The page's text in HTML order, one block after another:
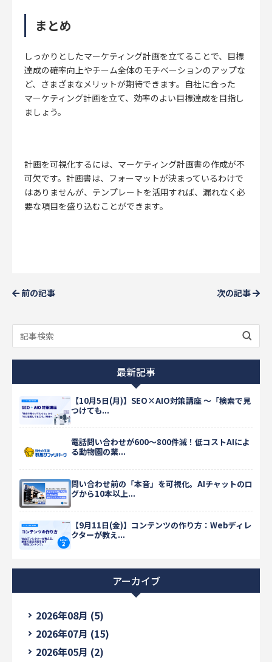
まとめ
しっかりとしたマーケティング計画を立てることで、目標
達成の確率向上やチーム全体のモチベーションのアップな
ど、さまざまなメリットが期待できます。自社に合った
マーケティング計画を立て、効率のよい目標達成を目指し
ましょう。
計画を可視化するには、マーケティング計画書の作成が不
可欠です。計画書は、フォーマットが決まっているわけで
はありませんが、テンプレートを活用すれば、漏れなく必
要な項目を盛り込むことができます。
前の記事 次の記事
最新記事
【10月5日(月)】SEO×AIO対策講座 ～「検索で見
つけても...
電話問い合わせが600〜800件減！低コストAIによ
る動物園の業...
問い合わせ前の「本音」を可視化。AIチャットのロ
グから10本以上...
【9月11日(金)】コンテンツの作り方：Webディレ
クターが教え...
アーカイブ
2026年08月 (5)
2026年07月 (15)
2026年05月 (2)